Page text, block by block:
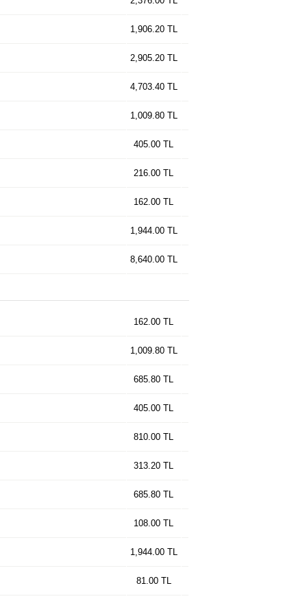
1,906.20 TL
2,905.20 TL
4,703.40 TL
1,009.80 TL
405.00 TL
216.00 TL
162.00 TL
1,944.00 TL
8,640.00 TL
162.00 TL
1,009.80 TL
685.80 TL
405.00 TL
810.00 TL
313.20 TL
685.80 TL
108.00 TL
1,944.00 TL
81.00 TL